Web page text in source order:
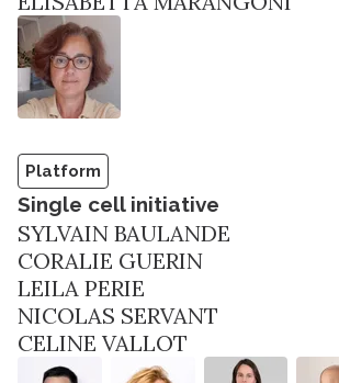
Platform
Single cell initiative
SYLVAIN BAULANDE
CORALIE GUERIN
LEILA PERIE
NICOLAS SERVANT
CELINE VALLOT